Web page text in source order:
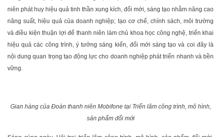
niên phát huy hiệu quả tinh thần xung kích, đổi mới, sáng tạo nhằm nâng cao
năng suất, hiệu quả của doanh nghiệp; tạo cơ chế, chính sách, môi trường
và điều kiện thuận lợi để thanh niên làm chủ khoa học công nghệ, triển khai
hiệu quả các công trình, ý tưởng sáng kiến, đổi mới sáng tạo và coi đây là
nội dung quan trọng tạo động lực cho doanh nghiệp phát triển nhanh và bền
vững.
Gian hàng của Đoàn thanh niên Mobifone tại Triển lãm công trình, mô hình,
sản phẩm đổi mới